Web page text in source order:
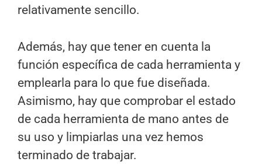
relativamente sencillo.
Además, hay que tener en cuenta la
función específica de cada herramienta y
emplearla para lo que fue diseñada.
Asimismo, hay que comprobar el estado
de cada herramienta de mano antes de
su uso y limpiarlas una vez hemos
terminado de trabajar.